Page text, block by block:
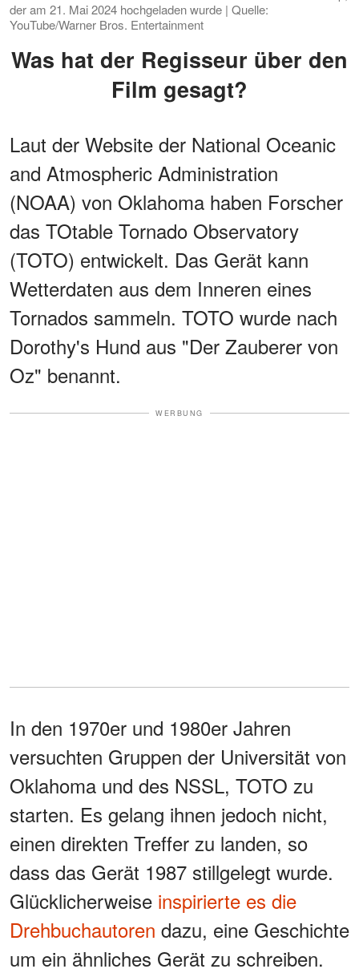
der am 21. Mai 2024 hochgeladen wurde | Quelle:
YouTube/Warner Bros. Entertainment
Was hat der Regisseur über den
Film gesagt?
Laut der Website der National Oceanic
and Atmospheric Administration
(NOAA) von Oklahoma haben Forscher
das TOtable Tornado Observatory
(TOTO) entwickelt. Das Gerät kann
Wetterdaten aus dem Inneren eines
Tornados sammeln. TOTO wurde nach
Dorothy's Hund aus "Der Zauberer von
Oz" benannt.
WERBUNG
In den 1970er und 1980er Jahren
versuchten Gruppen der Universität von
Oklahoma und des NSSL, TOTO zu
starten. Es gelang ihnen jedoch nicht,
einen direkten Treffer zu landen, so
dass das Gerät 1987 stillgelegt wurde.
Glücklicherweise inspirierte es die
Drehbuchautoren dazu, eine Geschichte
um ein ähnliches Gerät zu schreiben.